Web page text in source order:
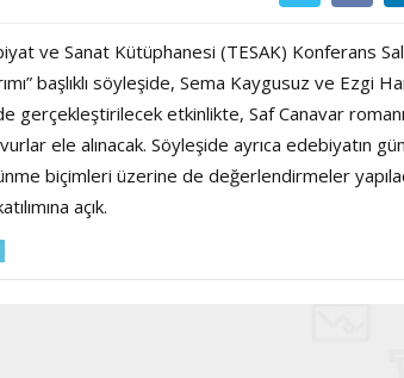
ve Sanat Kütüphanesi (TESAK) Konferans
başlıklı söyleşide, Sema Kaygusuz ve Ezgi
gerçekleştirilecek etkinlikte, Saf Canavar
ele alınacak. Söyleşide ayrıca edebiyatın
biçimleri üzerine de değerlendirmeler
açık.
Haftanın Sinevizyonu